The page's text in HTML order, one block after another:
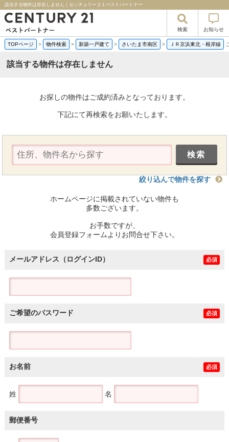
該当する物件は存在しません｜センチュリー２１ベストパートナー
検索 お知らせ
TOPページ > 物件検索 > 新築一戸建て > さいたま市南区 > ＪＲ京浜東北・根岸線
該当する物件は存在しません
お探しの物件はご成約済みとなっております。
下記にて再検索をお願いたします。
絞り込んで物件を探す
ホームページに掲載されていない物件も
多数ございます。
お手数ですが、
会員登録フォームよりお問合せ下さい。
メールアドレス（ログインID） 必須
ご希望のパスワード 必須
お名前 必須
姓 名
郵便番号